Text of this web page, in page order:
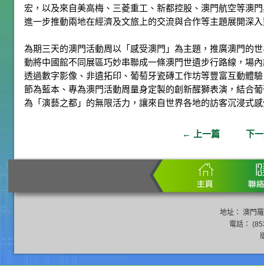
宏，以及來自美高梅、三菱重工、新都控股、澳門航空等澳
進一步推動兩地在經濟及文旅上的交流與合作等主題展開深
為期三天的澳門活動周以「感受澳門」為主題，推廣澳門的
動將中國館不同展區巧妙串聯成一條澳門世遺步行路線，場
透過數字影像、非遺拓印、葡萄牙瓷磚工作坊等豐富互動體
節為藍本、專為澳門活動周量身定製的創新醒獅表演，結合
為「演藝之都」的無限活力，讓來自世界各地的訪客沉浸式
← 上一篇 下
地址： 澳門
電話：